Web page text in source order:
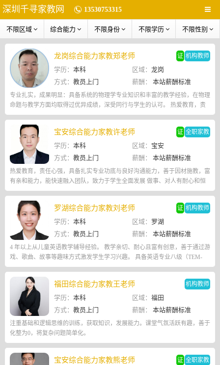
深圳千寻家教网 13530753315
不限区域 综合能力 不限身份 不限学历 不限性别
龙岗综合能力家教郑老师 证 机构教师
学历： 本科 区域： 龙岗
方式： 教员上门 薪酬： 本站薪酬标准
专业扎实，成果明显：具备系统的物理学专业知识和丰富的教学经验，在物理
命题与教学方面均取得过优异成绩，深受同行与学生的认可。 热爱教育，责
任心强：始终秉持教书育人的初心，关爱学生成长，不仅关注知识的传授
宝安综合能力家教许老师 证 全职家教
学历： 本科 区域： 宝安
方式： 教员上门 薪酬： 本站薪酬标准
热爱教育，责任心强，具备扎实专业功底与良好沟通能力，善于因材施教，富
有亲和能力，能快速融入团队，致力于学生全面发展 做事、对人有耐心和恒
心
罗湖综合能力家教刘老师 证 机构教师
学历： 本科 区域： 罗湖
方式： 教员上门 薪酬： 本站薪酬标准
4 年以上从儿童英语教学辅导经验。 教学亲切、耐心且富有创意，善于通过游
戏、歌曲、故事等趣味方式激发学生学习兴趣。 具备英语专业八级（TEM-
8）证书，口语流利，发音标准。
福田综合能力家教王老师 机构教师
学历： 本科 区域： 福田
方式： 教员上门 薪酬： 本站薪酬标准
注重基础和逻辑思维的训练，获取知识，发展能力。课堂气氛活跃有趣，善于
化整为0，将复杂问题简单化。
宝安综合能力家教熊老师 证 全职家教